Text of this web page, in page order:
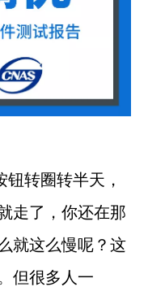
转圈转半天，
走了，你还在那
就这么慢呢？这
但很多人一